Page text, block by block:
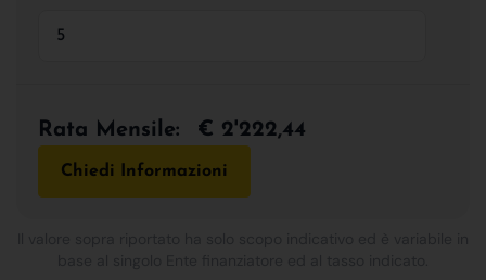
Rata Mensile: € 2'222,44
Chiedi Informazioni